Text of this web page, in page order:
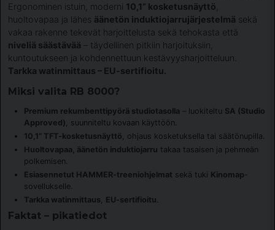
Ergonominen istuin, moderni 10,1” kosketusnäyttö
huoltovapaa ja lähes äänetön induktiojarrujärjestelmä sekä
vakaa rakenne tekevät harjoittelusta sekä tehokasta että
niveliä säästävää – täydellinen pitkiin harjoituksiin,
kuntoutukseen ja kohdennettuun kestävyysharjoitteluun.
Tarkka watinmittaus – EU-sertifioitu.
Miksi valita RB 8000?
Premium rekumbenttipyörä studiotasolla – luokiteltu SA (Studio
Approved) , suunniteltu kovaan käyttöön.
10,1” TFT-kosketusnäyttö , ohjaus kosketuksella tai säätönupilla.
Huoltovapaa, äänetön induktiojarru takaa tasaisen ja pehmeän
polkemisen.
Esiasennetut HAMMER-treeniohjelmat sekä tuki Kinomap
sovellukselle.
Tarkka watinmittaus, EU-sertifioitu.
Faktat – pikatiedot